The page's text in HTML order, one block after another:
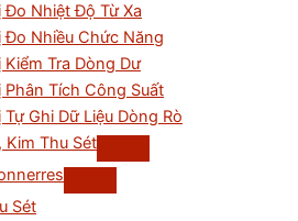
Đo Nhiệt Độ Từ Xa
Đo Nhiều Chức Năng
Kiểm Tra Dòng Dư
Phân Tích Công Suất
Tự Ghi Dữ Liệu Dòng Rò
Kim Thu Sét
Sét